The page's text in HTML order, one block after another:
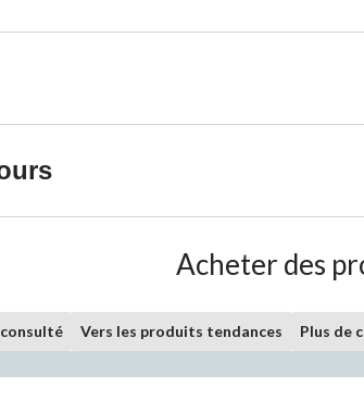
Acheter des
Vers les produits tendances Plus de